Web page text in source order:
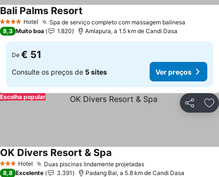
4 EstrelasHotel Spa de serviço completo com massagem balinesa
Bali Palms Resort
8,3 Muito boa 1.820 Amlapura, a 1.5 km de Candi Dasa
De € 51
Consulte os preços de 5 sites Ver preços
Partilhar
Escolha popular
3 EstrelasHotel Duas piscinas lindamente projetadas
OK Divers Resort & Spa
8,8 Excelente 3.391 Padang Bai, a 5.8 km de Candi Dasa